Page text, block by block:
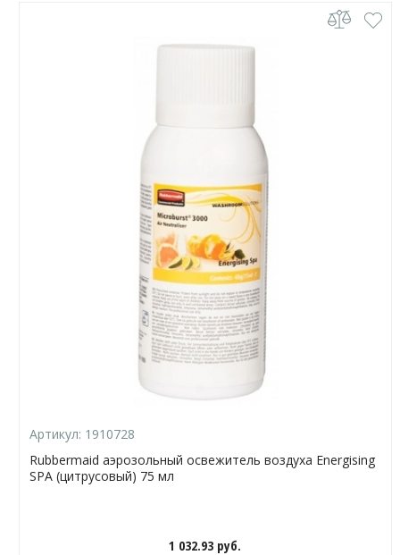
Артикул: 1910728
Rubbermaid аэрозольный освежитель воздуха Energising
SPA (цитрусовый) 75 мл
1 032.93 руб.